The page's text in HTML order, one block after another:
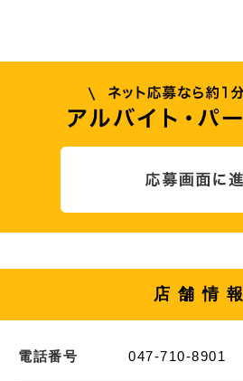
店舗情報
電話番号 047-710-8901